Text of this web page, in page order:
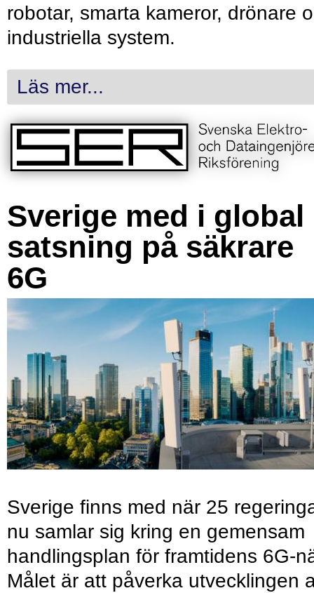
robotar, smarta kameror, drönare
industriella system.
Läs mer...
Sverige med i global
satsning på säkrare
6G
Sverige finns med när 25
nu samlar sig kring en gemensam
handlingsplan för framtidens 6G-
Målet är att påverka utvecklingen